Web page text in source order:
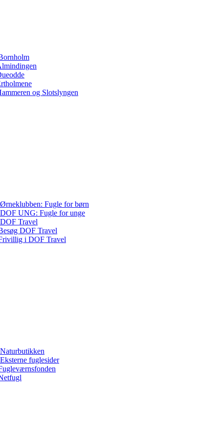
og Slotslyngen
Ørneklubben: Fugle for børn
DOF UNG: Fugle for unge
DOF Travel
DOF Travel
i DOF Travel
Naturbutikken
Eksterne fuglesider